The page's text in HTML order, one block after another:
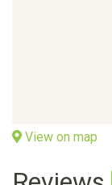
Reviews